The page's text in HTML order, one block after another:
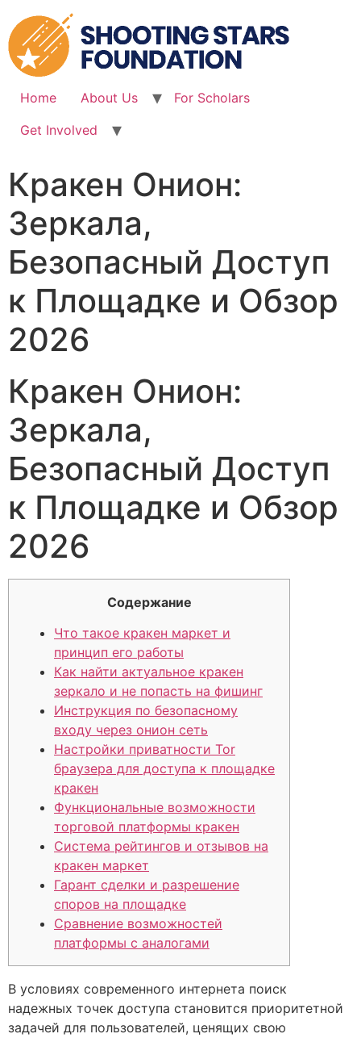
to
content
Home About Us
For Scholars
Get Involved
Кракен Онион:
Зеркала,
Безопасный Доступ
к Площадке и Обзор
2026
Кракен Онион:
Зеркала,
Безопасный Доступ
к Площадке и Обзор
2026
Содержание
Что такое кракен маркет и
принцип его работы
Как найти актуальное кракен
зеркало и не попасть на фишинг
Инструкция по безопасному
входу через онион сеть
Настройки приватности Tor
браузера для доступа к площадке
кракен
Функциональные возможности
торговой платформы кракен
Система рейтингов и отзывов на
кракен маркет
Гарант сделки и разрешение
споров на площадке
Сравнение возможностей
платформы с аналогами
В условиях современного интернета поиск
надежных точек доступа становится приоритетной
задачей для пользователей, ценящих свою